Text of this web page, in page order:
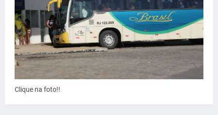
Clique na foto!!